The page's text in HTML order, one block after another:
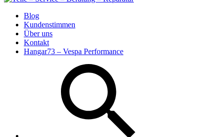
Blog
Kundenstimmen
Über uns
Kontakt
Hangar73 – Vespa Performance